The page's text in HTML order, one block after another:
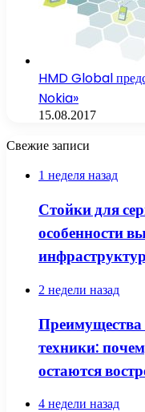
HMD Global
Nokia»
15.08.2017
Свежие записи
1 неделя назад
Стойки для
особенности
2 недели назад
техники:
остаются
4 недели назад